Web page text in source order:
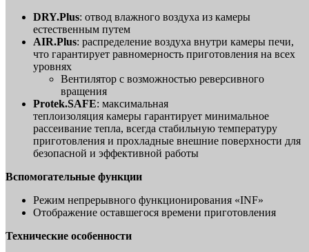
DRY.Plus: отвод влажного воздуха из камеры
естественным путем
AIR.Plus: распределение воздуха внутри камеры печи,
что гарантирует равномерность приготовления на всех
уровнях
Вентилятор с возможностью реверсивного
вращения
Protek.SAFE: максимальная
теплоизоляция камеры гарантирует минимальное
рассеивание тепла, всегда стабильную температуру
приготовления и прохладные внешние поверхности для
безопасной и эффективной работы
Вспомогательные функции
Режим непрерывного функционирования «INF»
Отображение оставшегося времени приготовления
Технические особенности